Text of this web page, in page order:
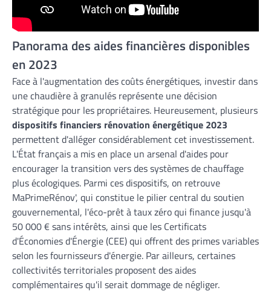
Panorama des aides financières disponibles
en 2023
Face à l'augmentation des coûts énergétiques, investir dans
une chaudière à granulés représente une décision
stratégique pour les propriétaires. Heureusement, plusieurs
dispositifs financiers rénovation énergétique 2023
permettent d'alléger considérablement cet investissement.
L'État français a mis en place un arsenal d'aides pour
encourager la transition vers des systèmes de chauffage
plus écologiques. Parmi ces dispositifs, on retrouve
MaPrimeRénov', qui constitue le pilier central du soutien
gouvernemental, l'éco-prêt à taux zéro qui finance jusqu'à
50 000 € sans intérêts, ainsi que les Certificats
d'Économies d'Énergie (CEE) qui offrent des primes variables
selon les fournisseurs d'énergie. Par ailleurs, certaines
collectivités territoriales proposent des aides
complémentaires qu'il serait dommage de négliger.